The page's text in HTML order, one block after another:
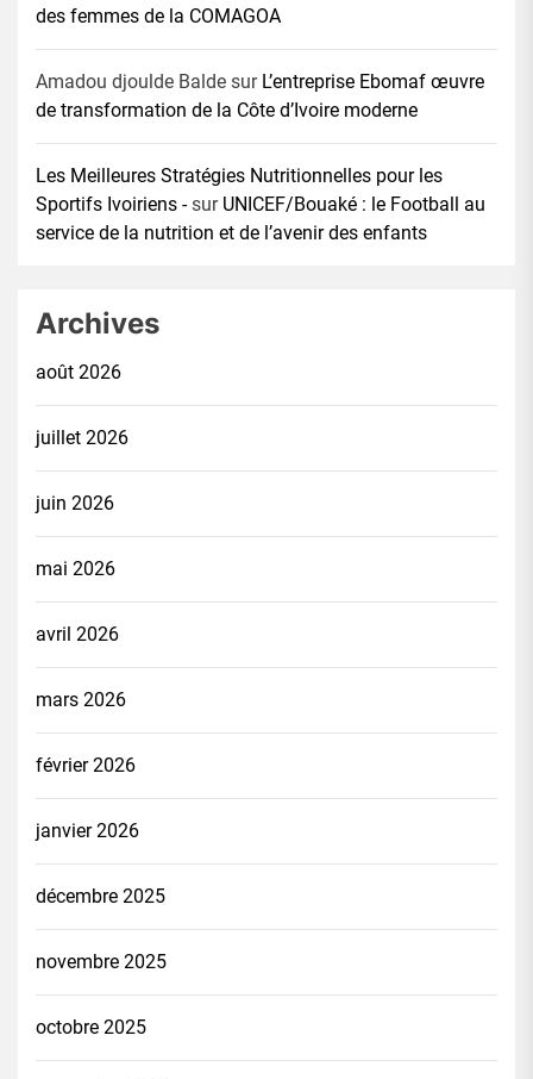
des femmes de la COMAGOA
Amadou djoulde Balde sur L’entreprise Ebomaf œuvre
de transformation de la Côte d’Ivoire moderne
Les Meilleures Stratégies Nutritionnelles pour les
Sportifs Ivoiriens -sur UNICEF/Bouaké : le Football au
service de la nutrition et de l’avenir des enfants
Archives
août 2026
juillet 2026
juin 2026
mai 2026
avril 2026
mars 2026
février 2026
janvier 2026
décembre 2025
novembre 2025
octobre 2025